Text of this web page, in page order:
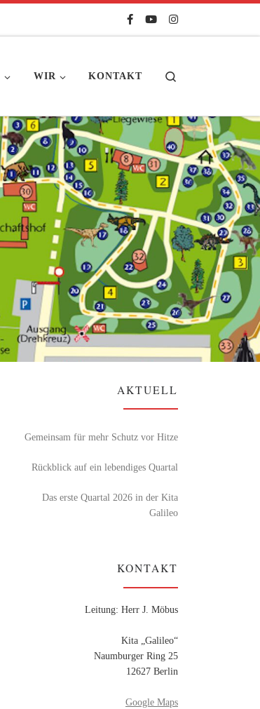
WIR KONTAKT
AKTUELL
Gemeinsam für mehr Schutz vor Hitze
Rückblick auf ein lebendiges Quartal
Das erste Quartal 2026 in der Kita
Galileo
KONTAKT
Leitung: Herr J. Möbus
Kita „Galileo“
Naumburger Ring 25
12627 Berlin
Google Maps